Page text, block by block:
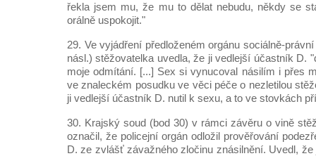
řekla jsem mu, že mu to dělat nebudu, někdy se
orálně uspokojit."
29. Ve vyjádření předloženém orgánu sociálně-
násl.) stěžovatelka uvedla, že ji vedlejší účastník D.
moje odmítání. [...] Sex si vynucoval násilím i přes
ve znaleckém posudku ve věci péče o nezletilou
ji vedlejší účastník D. nutil k sexu, a to ve stovkách
30. Krajský soud (bod 30) v rámci závěru o vině
označil, že policejní orgán odložil prověřování
D. ze zvlášť závažného zločinu znásilnění. Uvedl,